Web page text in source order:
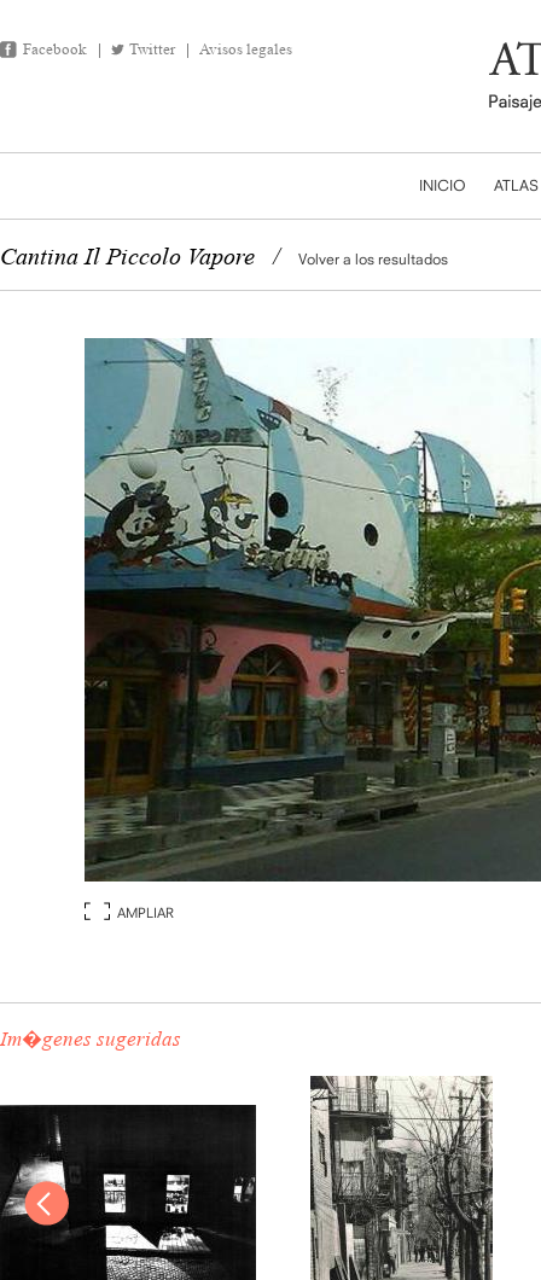
Facebook Twitter Avisos legales
INICIO ATLAS
Cantina Il Piccolo Vapore / Volver a los resultados
AMPLIAR
Im�genes sugeridas